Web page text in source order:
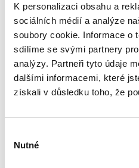
K personalizaci obsahu a
sociálních médií a analýze
soubory cookie. Informace o
sdílíme se svými partnery
analýzy. Partneři tyto údaje
dalšími informacemi, které
získali v důsledku toho, že
souhlasu
Nutné
lze kontaktovat:
písemně:
Přerov 750 02
telefonicky:
e-mailem:
Účely zpracování,
v souvislosti s
Zpracování
zpracování